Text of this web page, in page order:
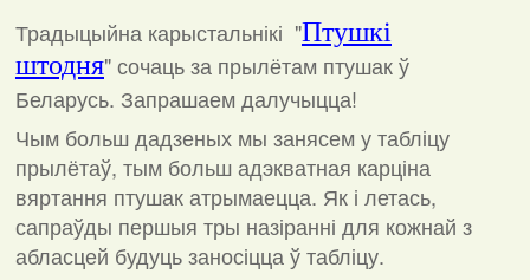
Традыцыйна карыстальнікі "Птушкі
штодня"сочаць за прылётам птушак ў
Беларусь. Запрашаем далучыцца!
Чым больш дадзеных мы занясем у табліцу
прылётаў, тым больш адэкватная карціна
вяртання птушак атрымаецца. Як і летась,
сапраўды першыя тры назіранні для кожнай з
абласцей будуць заносіцца ў табліцу.